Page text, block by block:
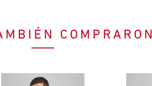
COMPRARON